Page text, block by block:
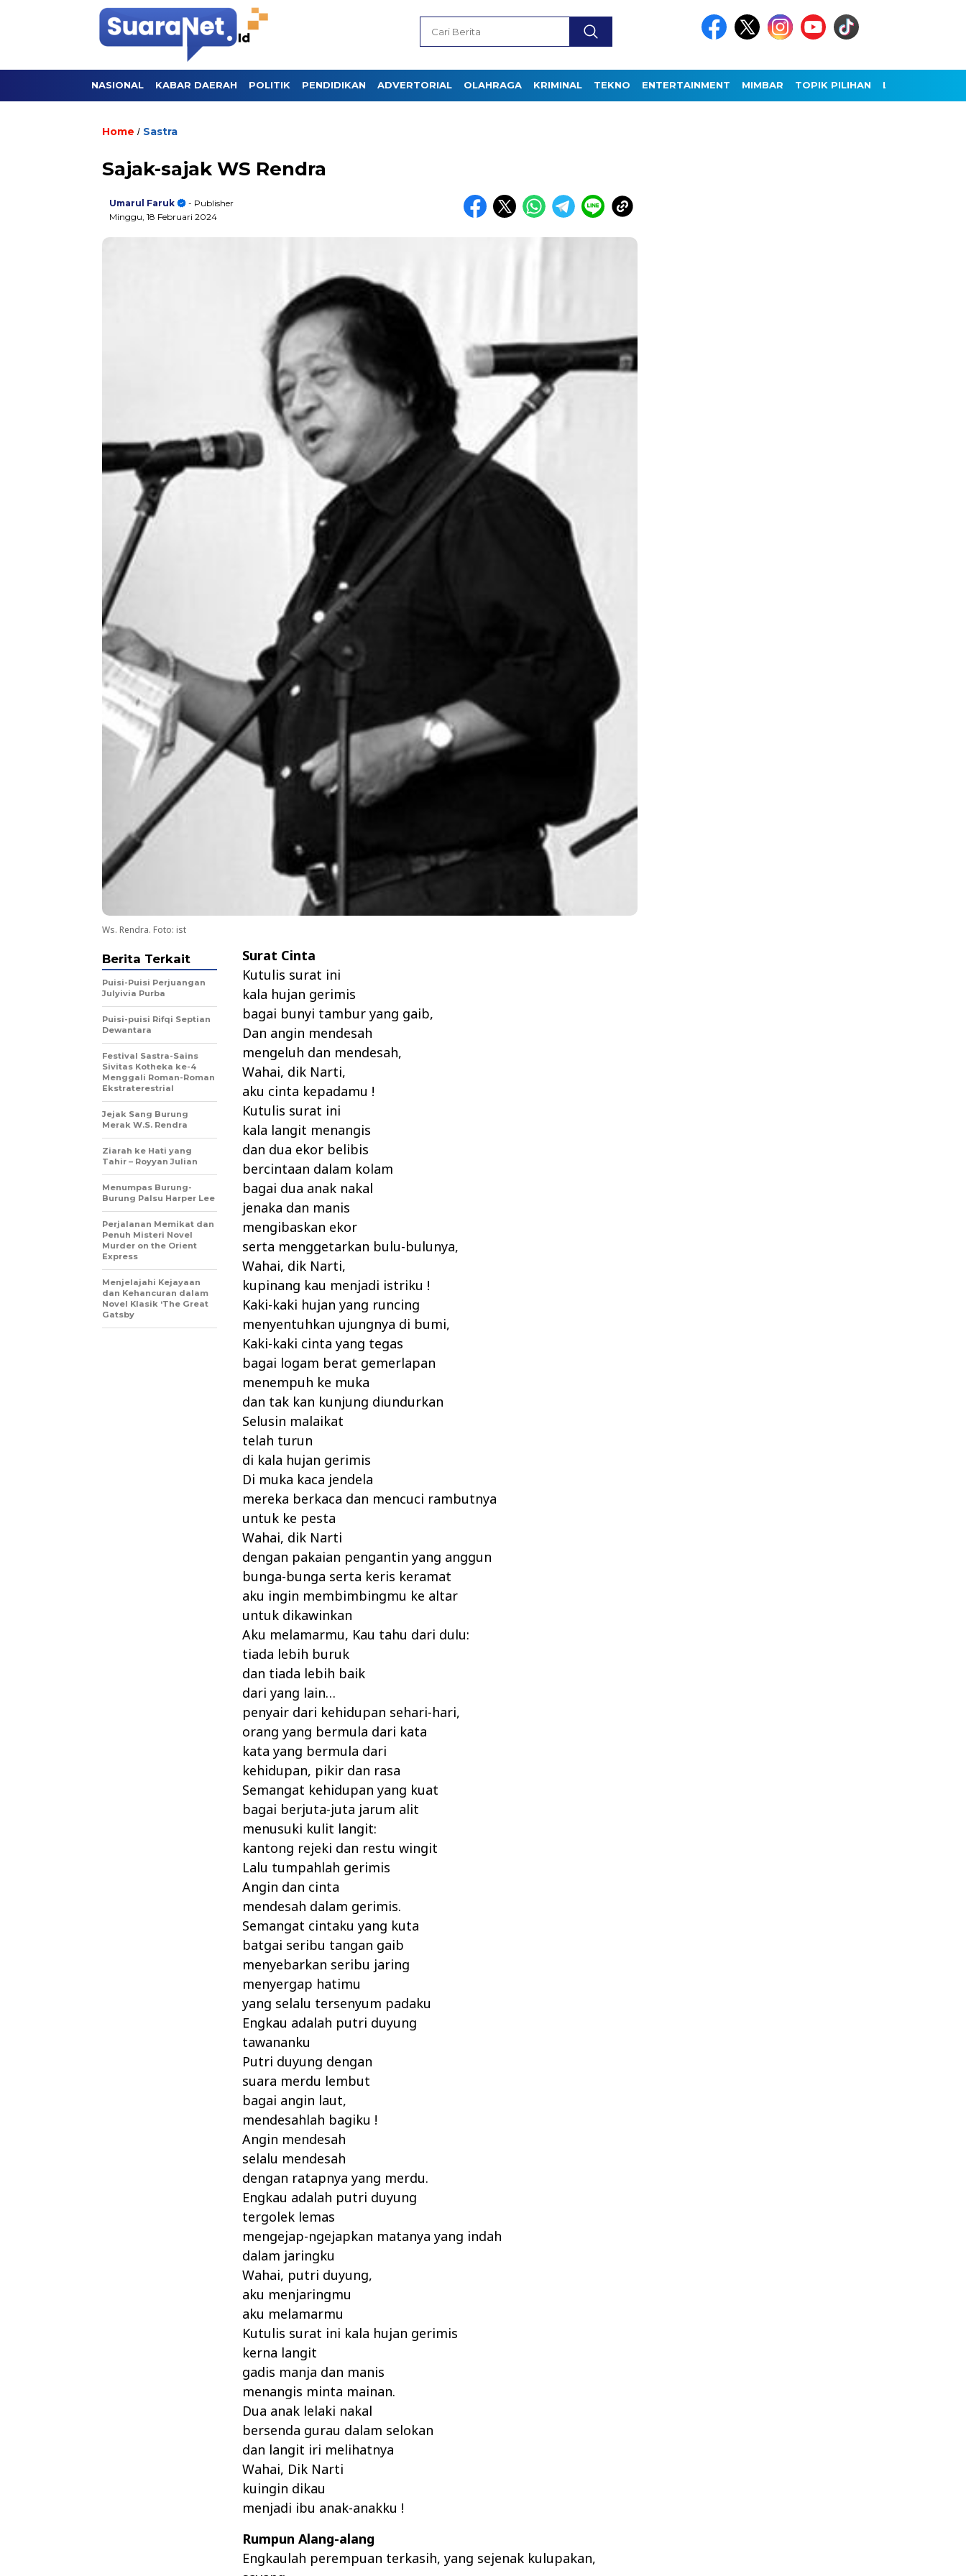
NASIONAL KABAR DAERAH POLITIK PENDIDIKAN ADVERTORIAL OLAHRAGA KRIMINAL TEKNO ENTERTAINMENT MIMBAR TOPIK PILIHAN LAINNYA
Home / Sastra
Sajak-sajak WS Rendra
Umarul Faruk
- Publisher
Minggu, 18 Februari 2024
Ws. Rendra. Foto: ist
Surat Cinta
Kutulis surat ini
kala hujan gerimis
bagai bunyi tambur yang gaib,
Dan angin mendesah
mengeluh dan mendesah,
Wahai, dik Narti,
aku cinta kepadamu !
Kutulis surat ini
kala langit menangis
dan dua ekor belibis
bercintaan dalam kolam
bagai dua anak nakal
jenaka dan manis
mengibaskan ekor
serta menggetarkan bulu-bulunya,
Wahai, dik Narti,
kupinang kau menjadi istriku !
Kaki-kaki hujan yang runcing
menyentuhkan ujungnya di bumi,
Kaki-kaki cinta yang tegas
bagai logam berat gemerlapan
menempuh ke muka
dan tak kan kunjung diundurkan
Selusin malaikat
telah turun
di kala hujan gerimis
Di muka kaca jendela
mereka berkaca dan mencuci rambutnya
untuk ke pesta
Wahai, dik Narti
dengan pakaian pengantin yang anggun
bunga-bunga serta keris keramat
aku ingin membimbingmu ke altar
untuk dikawinkan
Aku melamarmu, Kau tahu dari dulu:
tiada lebih buruk
dan tiada lebih baik
dari yang lain…
penyair dari kehidupan sehari-hari,
orang yang bermula dari kata
kata yang bermula dari
kehidupan, pikir dan rasa
Semangat kehidupan yang kuat
bagai berjuta-juta jarum alit
menusuki kulit langit:
kantong rejeki dan restu wingit
Lalu tumpahlah gerimis
Angin dan cinta
mendesah dalam gerimis.
Semangat cintaku yang kuta
batgai seribu tangan gaib
menyebarkan seribu jaring
menyergap hatimu
yang selalu tersenyum padaku
Engkau adalah putri duyung
tawananku
Putri duyung dengan
suara merdu lembut
bagai angin laut,
mendesahlah bagiku !
Angin mendesah
selalu mendesah
dengan ratapnya yang merdu.
Engkau adalah putri duyung
tergolek lemas
mengejap-ngejapkan matanya yang indah
dalam jaringku
Wahai, putri duyung,
aku menjaringmu
aku melamarmu
Kutulis surat ini kala hujan gerimis
kerna langit
gadis manja dan manis
menangis minta mainan.
Dua anak lelaki nakal
bersenda gurau dalam selokan
dan langit iri melihatnya
Wahai, Dik Narti
kuingin dikau
menjadi ibu anak-anakku !
Rumpun Alang-alang
Engkaulah perempuan terkasih, yang sejenak kulupakan,
Berita Terkait
Puisi-Puisi Perjuangan
Julyivia Purba
Puisi-puisi Rifqi Septian
Dewantara
Festival Sastra-Sains
Sivitas Kotheka ke-4
Menggali Roman-Roman
Ekstraterestrial
Jejak Sang Burung
Merak W.S. Rendra
Ziarah ke Hati yang
Tahir – Royyan Julian
Menumpas Burung-
Burung Palsu Harper Lee
Perjalanan Memikat dan
Penuh Misteri Novel
Murder on the Orient
Express
Menjelajahi Kejayaan
dan Kehancuran dalam
Novel Klasik ‘The Great
Gatsby